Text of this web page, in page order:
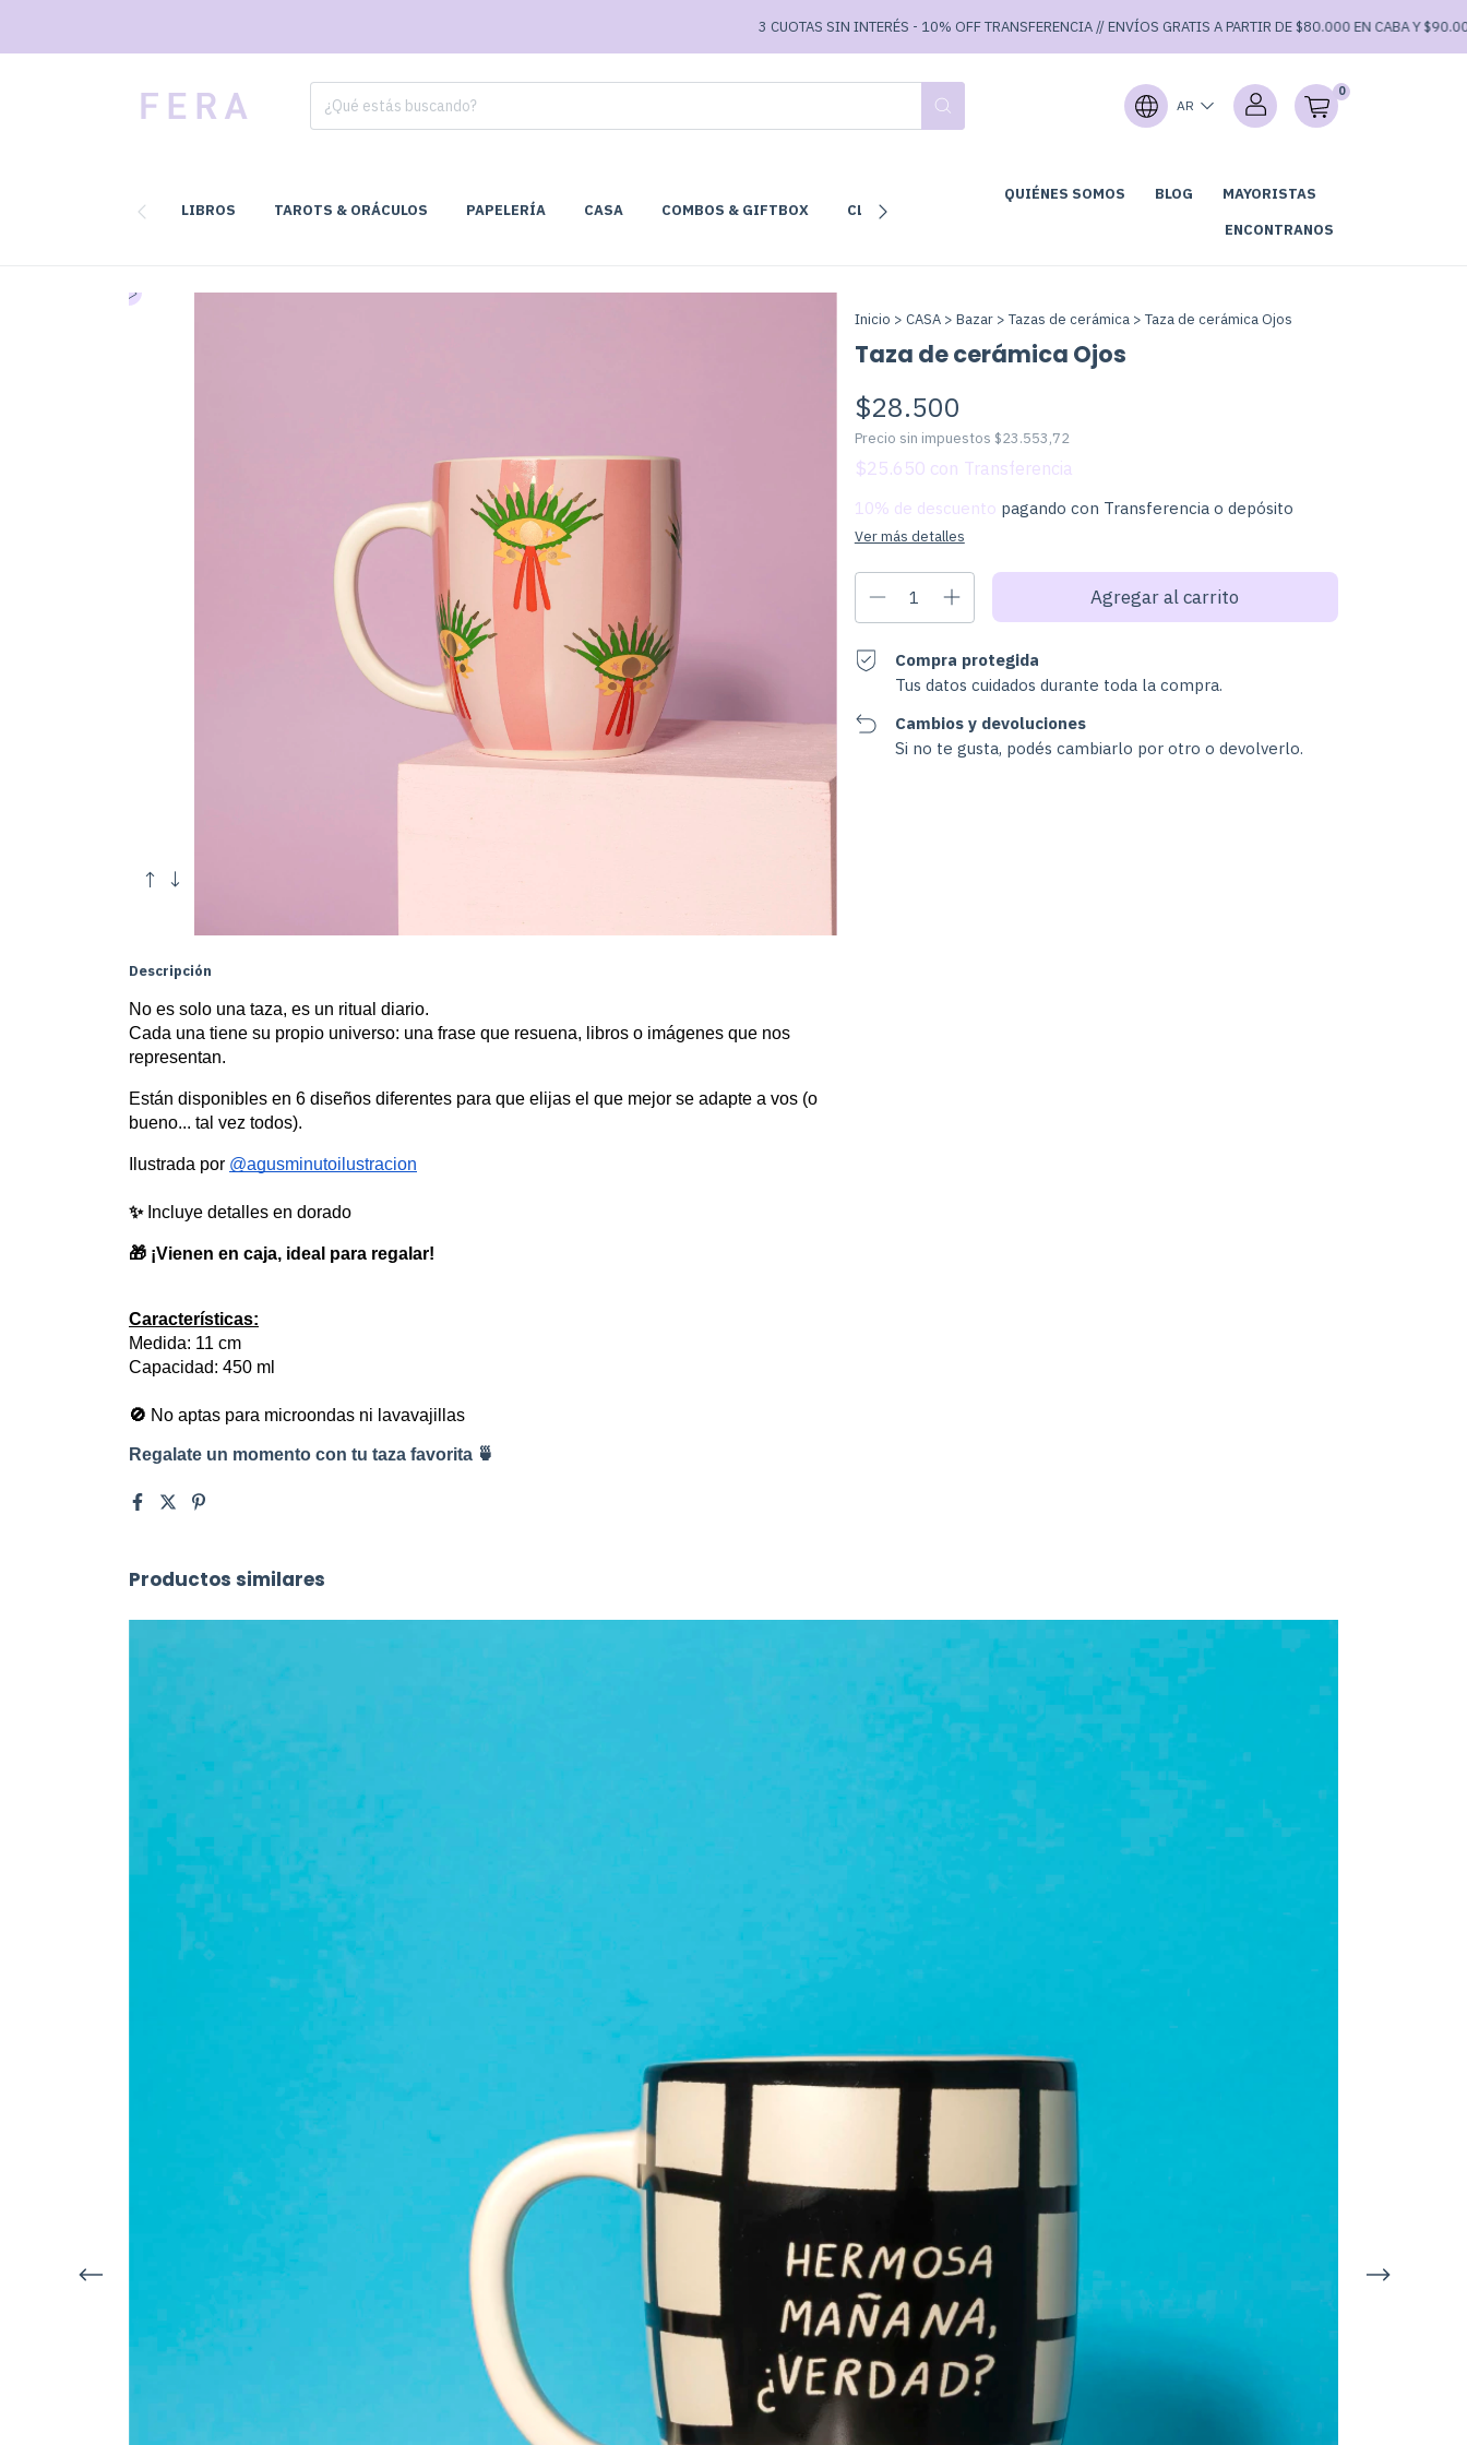
3 CUOTAS SIN INTERÉS - 10% OFF TRANSFERENCIA // ENVÍOS GRATIS A PARTIR DE $80.000 EN CABA Y $90.000 EN
AR
0
LIBROS TAROTS & ORÁCULOS PAPELERÍA CASA COMBOS & GIFTBOX CLUB DE LECTURA
QUIÉNES SOMOS BLOG
MAYORISTAS
ENCONTRANOS
Inicio > CASA > Bazar > Tazas de cerámica > Taza de cerámica Ojos
Taza de cerámica Ojos
$28.500
Precio sin impuestos $23.553,72
$25.650 con
10% de descuento pagando con Transferencia o depósito
Ver más detalles
Compra protegida
Tus datos cuidados durante toda la compra.
Cambios y devoluciones
Si no te gusta, podés cambiarlo por otro o devolverlo.
Descripción
No es solo una taza, es un ritual diario.
Cada una tiene su propio universo: una frase que resuena, libros o imágenes que nos
representan.
Están disponibles en 6 diseños diferentes para que elijas el que mejor se adapte a vos (o
bueno... tal vez todos).
Ilustrada por @agusminutoilustracion
✨ Incluye detalles en dorado
🎁 ¡Vienen en caja, ideal para regalar!
Características:
Medida: 11 cm
Capacidad: 450 ml
🚫 No aptas para microondas ni lavavajillas
Regalate un momento con tu taza favorita 🍵
Productos similares